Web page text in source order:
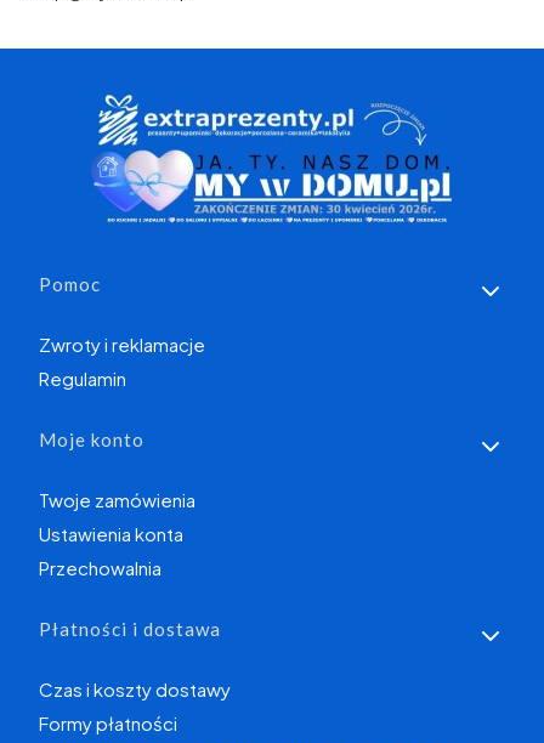
Linki w stopce
Pomoc
Zwroty i reklamacje
Regulamin
Moje konto
Twoje zamówienia
Ustawienia konta
Przechowalnia
Płatności i dostawa
Czas i koszty dostawy
Formy płatności